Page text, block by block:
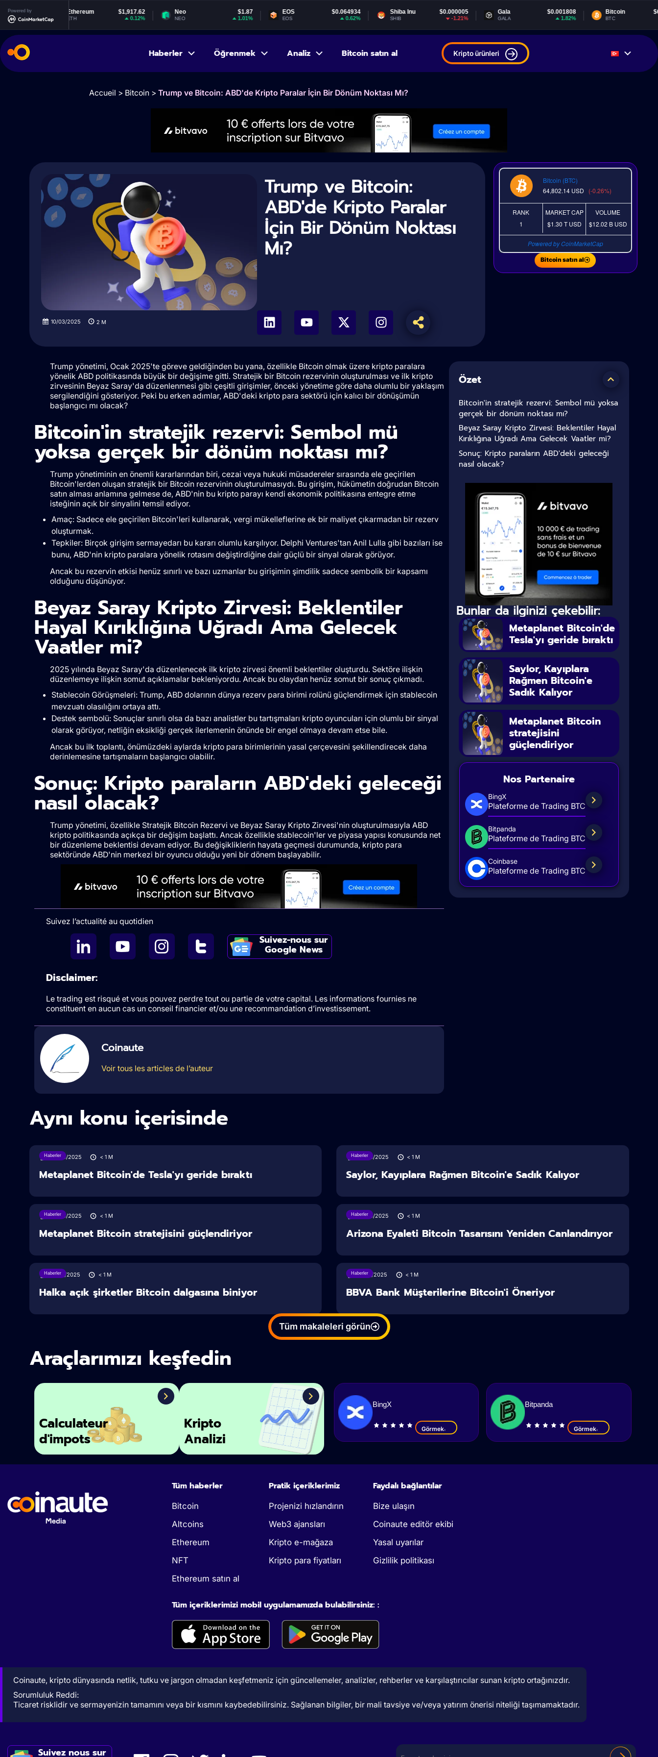
Powered byEthereum $1,917.62
ETH
Neo
NEO
EOS $0.064934
EOS
Shiba Inu $0.000005
SHIB
Gala $0.001808
GALA
Bitcoin $64,802.14
BTC
Haberler Öğrenmek Analiz Bitcoin satın al Kripto ürünleri
Accueil > Bitcoin > Trump ve Bitcoin: ABD'de Kripto Paralar İçin Bir Dönüm Noktası Mı?
Trump ve Bitcoin:
ABD'de Kripto Paralar
İçin Bir Dönüm Noktası
Mı?
10/03/2025 2 M
Bitcoin (BTC)
64,802.14 USD (-0.26%)
RANK
1
MARKET CAP
$1.30 TUSD
VOLUME
$12.02 B USD
Powered by CoinMarketCap
Bitcoin satın al
Trump yönetimi, Ocak 2025'te göreve geldiğinden bu yana, özellikle Bitcoin olmak üzere kripto paralara
yönelik ABD politikasında büyük bir değişime gitti. Stratejik bir Bitcoin rezervinin oluşturulması ve ilk kripto
zirvesinin Beyaz Saray'da düzenlenmesi gibi çeşitli girişimler, önceki yönetime göre daha olumlu bir yaklaşım
sergilendiğini gösteriyor. Peki bu erken adımlar, ABD'deki kripto para sektörü için kalıcı bir dönüşümün
başlangıcı mı olacak?
Bitcoin'in stratejik rezervi: Sembol mü
yoksa gerçek bir dönüm noktası mı?
Trump yönetiminin en önemli kararlarından biri, cezai veya hukuki müsadereler sırasında ele geçirilen
Bitcoin'lerden oluşan stratejik bir Bitcoin rezervinin oluşturulmasıydı. Bu girişim, hükümetin doğrudan Bitcoin
satın alması anlamına gelmese de, ABD'nin bu kripto parayı kendi ekonomik politikasına entegre etme
isteğinin açık bir sinyalini temsil ediyor.
Amaç: Sadece ele geçirilen Bitcoin'leri kullanarak, vergi mükelleflerine ek bir maliyet çıkarmadan bir rezerv
oluşturmak.
Tepkiler: Birçok girişim sermayedarı bu kararı olumlu karşılıyor. Delphi Ventures'tan Anil Lulla gibi bazıları ise
bunu, ABD'nin kripto paralara yönelik rotasını değiştirdiğine dair güçlü bir sinyal olarak görüyor.
Ancak bu rezervin etkisi henüz sınırlı ve bazı uzmanlar bu girişimin şimdilik sadece sembolik bir kapsamı
olduğunu düşünüyor.
Beyaz Saray Kripto Zirvesi: Beklentiler
Hayal Kırıklığına Uğradı Ama Gelecek
Vaatler mi?
2025 yılında Beyaz Saray'da düzenlenecek ilk kripto zirvesi önemli beklentiler oluşturdu. Sektöre ilişkin
düzenlemeye ilişkin somut açıklamalar bekleniyordu. Ancak bu olaydan henüz somut bir sonuç çıkmadı.
Stablecoin Görüşmeleri: Trump, ABD dolarının dünya rezerv para birimi rolünü güçlendirmek için stablecoin
mevzuatı olasılığını ortaya attı.
Destek sembolü: Sonuçlar sınırlı olsa da bazı analistler bu tartışmaları kripto oyuncuları için olumlu bir sinyal
olarak görüyor, netliğin eksikliği gerçek ilerlemenin önünde bir engel olmaya devam etse bile.
Ancak bu ilk toplantı, önümüzdeki aylarda kripto para birimlerinin yasal çerçevesini şekillendirecek daha
derinlemesine tartışmaların başlangıcı olabilir.
Sonuç: Kripto paraların ABD'deki geleceği
nasıl olacak?
Trump yönetimi, özellikle Stratejik Bitcoin Rezervi ve Beyaz Saray Kripto Zirvesi'nin oluşturulmasıyla ABD
kripto politikasında açıkça bir değişim başlattı. Ancak özellikle stablecoin'ler ve piyasa yapısı konusunda net
bir düzenleme beklentisi devam ediyor. Bu değişikliklerin hayata geçmesi durumunda, kripto para
sektöründe ABD'nin merkezi bir oyuncu olduğu yeni bir dönem başlayabilir.
Suivez l’actualité au quotidien
Suivez-nous sur
Google News
Disclaimer:
Le trading est risqué et vous pouvez perdre tout ou partie de votre capital. Les informations fournies ne
constituent en aucun cas un conseil financier et/ou une recommandation d’investissement.
Coinaute
Voir tous les articles de l’auteur
Özet
Bitcoin'in stratejik rezervi: Sembol mü yoksa
gerçek bir dönüm noktası mı?
Beyaz Saray Kripto Zirvesi: Beklentiler Hayal
Kırıklığına Uğradı Ama Gelecek Vaatler mi?
Sonuç: Kripto paraların ABD'deki geleceği
nasıl olacak?
Bunlar da ilginizi çekebilir:
Metaplanet Bitcoin'de
Tesla'yı geride bıraktı
Saylor, Kayıplara
Rağmen Bitcoin'e
Sadık Kalıyor
Metaplanet Bitcoin
stratejisini
güçlendiriyor
Nos Partenaire
BingX
Plateforme de Trading BTC
Bitpanda
Plateforme de Trading BTC
Coinbase
Plateforme de Trading BTC
Aynı konu içerisinde
Haberler
26/06/2025 < 1 M
Metaplanet Bitcoin'de Tesla'yı geride bıraktı
Haberler
23/06/2025 < 1 M
Saylor, Kayıplara Rağmen Bitcoin'e Sadık Kalıyor
Haberler
23/06/2025 < 1 M
Metaplanet Bitcoin stratejisini güçlendiriyor
Haberler
20/06/2025 < 1 M
Arizona Eyaleti Bitcoin Tasarısını Yeniden Canlandırıyor
Haberler
18/06/2025 < 1 M
Halka açık şirketler Bitcoin dalgasına biniyor
Haberler
18/06/2025 < 1 M
BBVA Bank Müşterilerine Bitcoin'i Öneriyor
Tüm makaleleri görün
Araçlarımızı keşfedin
Calculateur
d'impots
Kripto
Analizi
BingX
Görmek
Bitpanda
Görmek
Tüm haberler
Bitcoin
Altcoins
Ethereum
NFT
Ethereum satın al
Pratik içeriklerimiz
Projenizi hızlandırın
Web3 ajansları
Kripto e-mağaza
Kripto para fiyatları
Faydalı bağlantılar
Bize ulaşın
Coinaute editör ekibi
Yasal uyarılar
Gizlilik politikası
Tüm içeriklerimizi mobil uygulamamızda bulabilirsiniz: :
Coinaute, kripto dünyasında netlik, tutku ve jargon olmadan keşfetmeniz için güncellemeler, analizler, rehberler ve karşılaştırıcılar sunan kripto ortağınızdır.
Sorumluluk Reddi:
Ticaret risklidir ve sermayenizin tamamını veya bir kısmını kaybedebilirsiniz. Sağlanan bilgiler, bir mali tavsiye ve/veya yatırım önerisi niteliği taşımamaktadır.
Suivez nous sur